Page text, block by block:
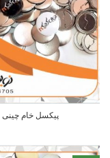
پیکسل خام چینی